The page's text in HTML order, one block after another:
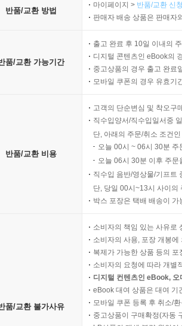
반품/교환 방법
마이페이지 > 반품/교환 신
판매자 배송 상품은 판매자
품/교환 가능기간
출고 완료 후 10일 이내의
디지털 콘텐츠인 eBook의
중고상품의 경우 출고 완료
모바일 쿠폰의 경우 유효기
반품/교환 비용
고객의 단순변심 및 착오구
직수입양서/직수입일서중
단, 아래의 주문/취소 조건
오늘 00시 ~ 06시 30분
오늘 06시 30분 이후 주
직수입 음반/영상물/기프트
단, 당일 00시~13시 사이의
박스 포장은 택배 배송이
품/교환 불가사유
소비자의 책임 있는 사유로
소비자의 사용, 포장 개봉
복제가 가능한 상품 등의
소비자의 요청에 따라 개별
디지털 컨텐츠인 eBook,
eBook 대여 상품은 대여 기
모바일 쿠폰 등록 후 취소/
중고상품이 구매확정(자동